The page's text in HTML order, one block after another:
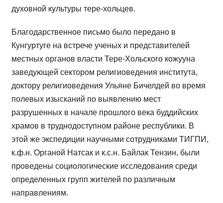
духовной культуры тере-хольцев.
Благодарственное письмо было передано в
Кунгуртуге на встрече ученых и представителей
местных органов власти Тере-Хольского кожууна
заведующей сектором религиоведения института,
доктору религиоведения Ульяне Бичелдей во время
полевых изысканий по выявлению мест
разрушенных в начале прошлого века буддийских
храмов в труднодоступном районе республики. В
этой же экспедиции научными сотрудниками ТИГПИ,
к.ф.н. Органой Натсак и к.с.н. Байлак Тензин, были
проведены социологические исследования среди
определенных групп жителей по различным
направлениям.